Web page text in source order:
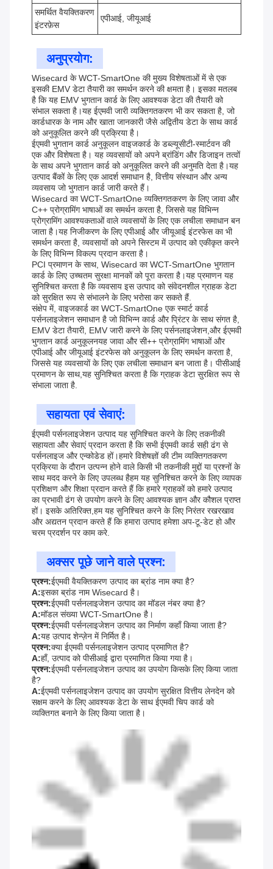
समर्थित वैयक्तिकरण
इंटरफ़ेस
एपीआई, जीयूआई
अनुप्रयोग:
Wisecard के WCT-SmartOne की मुख्य विशेषताओं में से एक
इसकी EMV डेटा तैयारी का समर्थन करने की क्षमता है। इसका मतलब
है कि यह EMV भुगतान कार्ड के लिए आवश्यक डेटा की तैयारी को
संभाल सकता है।यह ईएमवी जारी व्यक्तिगतकरण भी कर सकता है, जो
कार्डधारक के नाम और खाता जानकारी जैसे अद्वितीय डेटा के साथ कार्ड
को अनुकूलित करने की प्रक्रिया है।
ईएमवी भुगतान कार्ड अनुकूलन वाइजकार्ड के डब्ल्यूसीटी-स्मार्टवन की
एक और विशेषता है। यह व्यवसायों को अपने ब्रांडिंग और डिजाइन तत्वों
के साथ अपने भुगतान कार्ड को अनुकूलित करने की अनुमति देता है।यह
उत्पाद बैंकों के लिए एक आदर्श समाधान है, वित्तीय संस्थान और अन्य
व्यवसाय जो भुगतान कार्ड जारी करते हैं।
Wisecard का WCT-SmartOne व्यक्तिगतकरण के लिए जावा और
C++ प्रोग्रामिंग भाषाओं का समर्थन करता है, जिससे यह विभिन्न
प्रोग्रामिंग आवश्यकताओं वाले व्यवसायों के लिए एक लचीला समाधान बन
जाता है।यह निजीकरण के लिए एपीआई और जीयूआई इंटरफेस का भी
समर्थन करता है, व्यवसायों को अपने सिस्टम में उत्पाद को एकीकृत करने
के लिए विभिन्न विकल्प प्रदान करता है।
PCI प्रमाणन के साथ, Wisecard का WCT-SmartOne भुगतान
कार्ड के लिए उच्चतम सुरक्षा मानकों को पूरा करता है।यह प्रमाणन यह
सुनिश्चित करता है कि व्यवसाय इस उत्पाद को संवेदनशील ग्राहक डेटा
को सुरक्षित रूप से संभालने के लिए भरोसा कर सकते हैं.
संक्षेप में, वाइजकार्ड का WCT-SmartOne एक स्मार्ट कार्ड
पर्सनलाइजेशन समाधान है जो विभिन्न कार्ड और प्रिंटर के साथ संगत है,
EMV डेटा तैयारी, EMV जारी करने के लिए पर्सनलाइजेशन,और ईएमवी
भुगतान कार्ड अनुकूलनयह जावा और सी++ प्रोग्रामिंग भाषाओं और
एपीआई और जीयूआई इंटरफेस को अनुकूलन के लिए समर्थन करता है,
जिससे यह व्यवसायों के लिए एक लचीला समाधान बन जाता है। पीसीआई
प्रमाणन के साथ,यह सुनिश्चित करता है कि ग्राहक डेटा सुरक्षित रूप से
संभाला जाता है.
सहायता एवं सेवाएं:
ईएमवी पर्सनलाइजेशन उत्पाद यह सुनिश्चित करने के लिए तकनीकी
सहायता और सेवाएं प्रदान करता है कि सभी ईएमवी कार्ड सही ढंग से
पर्सनलाइज और एन्कोडेड हों।हमारे विशेषज्ञों की टीम व्यक्तिगतकरण
प्रक्रिया के दौरान उत्पन्न होने वाले किसी भी तकनीकी मुद्दों या प्रश्नों के
साथ मदद करने के लिए उपलब्ध हैहम यह सुनिश्चित करने के लिए व्यापक
प्रशिक्षण और शिक्षा प्रदान करते हैं कि हमारे ग्राहकों को हमारे उत्पाद
का प्रभावी ढंग से उपयोग करने के लिए आवश्यक ज्ञान और कौशल प्राप्त
हों। इसके अतिरिक्त,हम यह सुनिश्चित करने के लिए निरंतर रखरखाव
और अद्यतन प्रदान करते हैं कि हमारा उत्पाद हमेशा अप-टू-डेट हो और
चरम प्रदर्शन पर काम करे.
अक्सर पूछे जाने वाले प्रश्न:
प्रश्न:ईएमवी वैयक्तिकरण उत्पाद का ब्रांड नाम क्या है?
A:इसका ब्रांड नाम Wisecard है।
प्रश्न:ईएमवी पर्सनलाइजेशन उत्पाद का मॉडल नंबर क्या है?
A:मॉडल संख्या WCT-SmartOne है।
प्रश्न:ईएमवी पर्सनलाइजेशन उत्पाद का निर्माण कहाँ किया जाता है?
A:यह उत्पाद शेन्ज़ेन में निर्मित है।
प्रश्न:क्या ईएमवी पर्सनलाइजेशन उत्पाद प्रमाणित है?
A:हाँ, उत्पाद को पीसीआई द्वारा प्रमाणित किया गया है।
प्रश्न:ईएमवी पर्सनलाइजेशन उत्पाद का उपयोग किसके लिए किया जाता
है?
A:ईएमवी पर्सनलाइजेशन उत्पाद का उपयोग सुरक्षित वित्तीय लेनदेन को
सक्षम करने के लिए आवश्यक डेटा के साथ ईएमवी चिप कार्ड को
व्यक्तिगत बनाने के लिए किया जाता है।